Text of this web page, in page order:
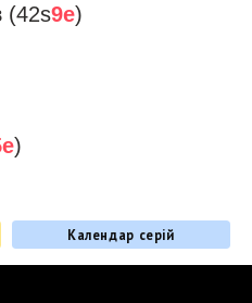
(42s9e)
)
Календар серій